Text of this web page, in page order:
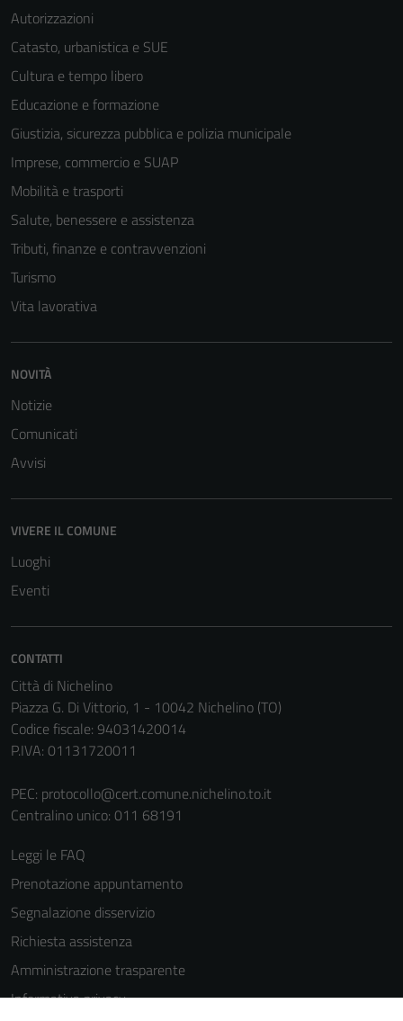
Autorizzazioni
Catasto, urbanistica e SUE
Cultura e tempo libero
Educazione e formazione
Giustizia, sicurezza pubblica e polizia municipale
Imprese, commercio e SUAP
Mobilità e trasporti
Salute, benessere e assistenza
Tributi, finanze e contravvenzioni
Turismo
Vita lavorativa
NOVITÀ
Notizie
Comunicati
Avvisi
VIVERE IL COMUNE
Luoghi
Eventi
CONTATTI
Città di Nichelino
Piazza G. Di Vittorio, 1 - 10042 Nichelino (TO)
Codice fiscale: 94031420014
P.IVA: 01131720011
PEC: protocollo@cert.comune.nichelino.to.it
Centralino unico: 011 68191
Leggi le FAQ
Prenotazione appuntamento
Segnalazione disservizio
Richiesta assistenza
Amministrazione trasparente
Informativa privacy
Tecnici
non raccolgono